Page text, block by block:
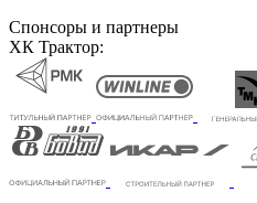
Спонсоры и партнеры
ХК Трактор: